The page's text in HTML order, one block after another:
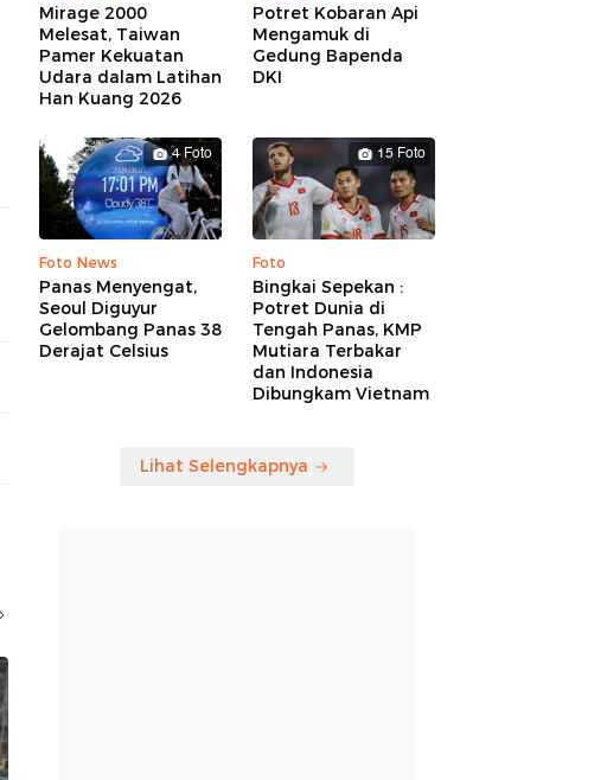
Mirage 2000
Melesat, Taiwan
Pamer Kekuatan
Udara dalam Latihan
Han Kuang 2026
Potret Kobaran Api
Mengamuk di
Gedung Bapenda
DKI
4 Foto
Foto News
Panas Menyengat,
Seoul Diguyur
Gelombang Panas 38
Derajat Celsius
15 Foto
Foto
Bingkai Sepekan :
Potret Dunia di
Tengah Panas, KMP
Mutiara Terbakar
dan Indonesia
Dibungkam Vietnam
Lihat Selengkapnya